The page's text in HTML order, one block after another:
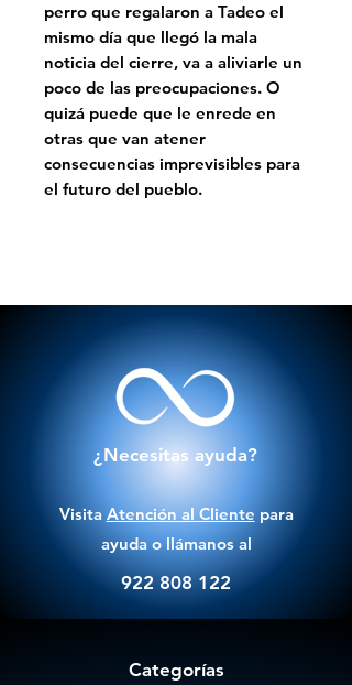
perro que regalaron a Tadeo el
mismo día que llegó la mala
noticia del cierre, va a aliviarle un
poco de las preocupaciones. O
quizá puede que le enrede en
otras que van atener
consecuencias imprevisibles para
el futuro del pueblo.
¿Necesitas ayuda?
Visita Atención al Cliente para
ayuda o llámanos al
922 808 122
Categorías